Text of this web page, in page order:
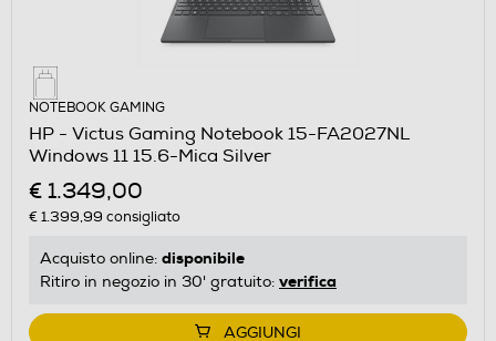
NOTEBOOK GAMING
HP - Victus Gaming Notebook 15-FA2027NL
Windows 11 15.6-Mica Silver
€ 1.349,00
€ 1.399,99 consigliato
Acquisto online: disponibile
Ritiro in negozio in 30' gratuito: verifica
AGGIUNGI